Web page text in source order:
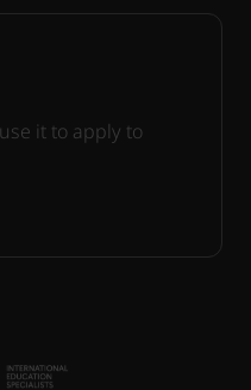
it to apply to